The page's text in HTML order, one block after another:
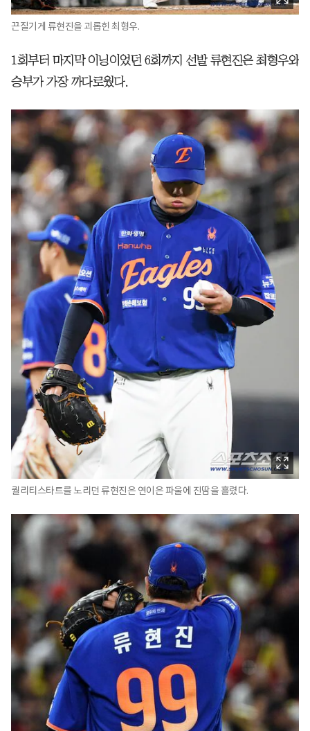
끈질기게 류현진을 괴롭힌 최형우.
1회부터 마지막 이닝이었던 6회까지 선발 류현진은 최형우와
승부가 가장 까다로웠다.
퀄리티스타트를 노리던 류현진은 연이은 파울에 진땀을 흘렸다.